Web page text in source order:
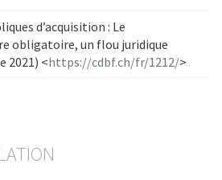
d’acquisition : Le
obligatoire, un flou juridique
2021) <https://cdbf.ch/fr/1212/>